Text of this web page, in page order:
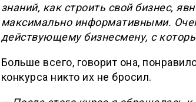
знаний, как строить свой бизнес,
максимально информативными.
действующему бизнесмену, с
Больше всего, говорит она,
конкурса никто их не бросил.